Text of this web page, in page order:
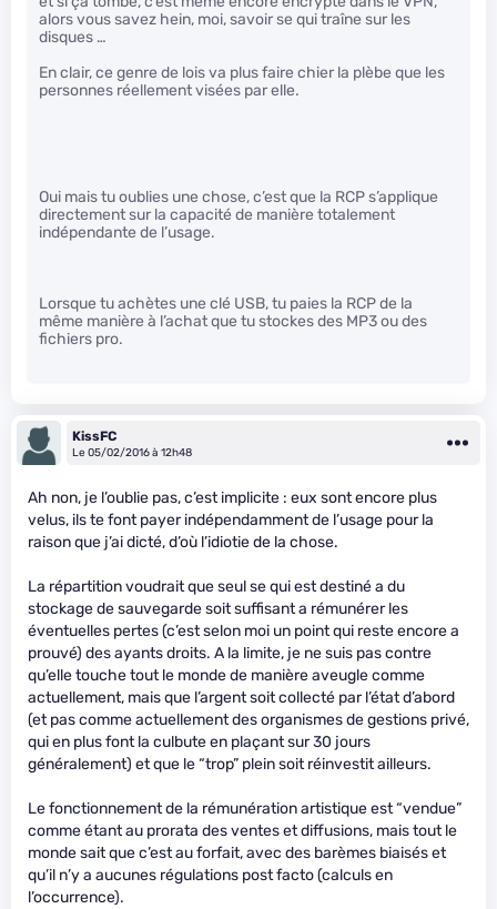
alors vous savez hein, moi, savoir se qui traîne sur les
disques …
En clair, ce genre de lois va plus faire chier la plèbe que les
personnes réellement visées par elle.
Oui mais tu oublies une chose, c’est que la RCP s’applique
directement sur la capacité de manière totalement
indépendante de l’usage.
Lorsque tu achètes une clé USB, tu paies la RCP de la
même manière à l’achat que tu stockes des MP3 ou des
fichiers pro.
KissFC
Le 05/02/2016 à 12h48
Ah non, je l’oublie pas, c’est implicite : eux sont encore plus
velus, ils te font payer indépendamment de l’usage pour la
raison que j’ai dicté, d’où l’idiotie de la chose.
La répartition voudrait que seul se qui est destiné a du
stockage de sauvegarde soit suffisant a rémunérer les
éventuelles pertes (c’est selon moi un point qui reste encore a
prouvé) des ayants droits. A la limite, je ne suis pas contre
qu’elle touche tout le monde de manière aveugle comme
actuellement, mais que l’argent soit collecté par l’état d’abord
(et pas comme actuellement des organismes de gestions privé,
qui en plus font la culbute en plaçant sur 30 jours
généralement) et que le “trop” plein soit réinvestit ailleurs.
Le fonctionnement de la rémunération artistique est “vendue”
comme étant au prorata des ventes et diffusions, mais tout le
monde sait que c’est au forfait, avec des barèmes biaisés et
qu’il n’y a aucunes régulations post facto (calculs en
l’occurrence).